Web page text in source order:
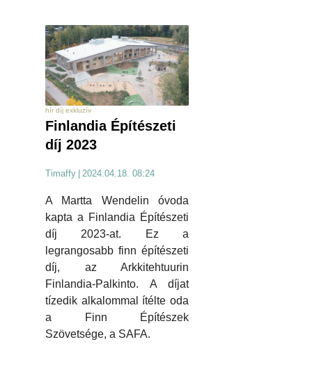
hír díj exkluzív
Finlandia Építészeti
díj 2023
Timaffy 2024.04.18. 08:24
A Martta Wendelin óvoda
kapta a Finlandia Építészeti
díj 2023-at. Ez a
legrangosabb finn építészeti
díj, az Arkkitehtuurin
Finlandia-Palkinto. A díjat
tízedik alkalommal ítélte oda
a Finn Építészek
Szövetsége, a SAFA.